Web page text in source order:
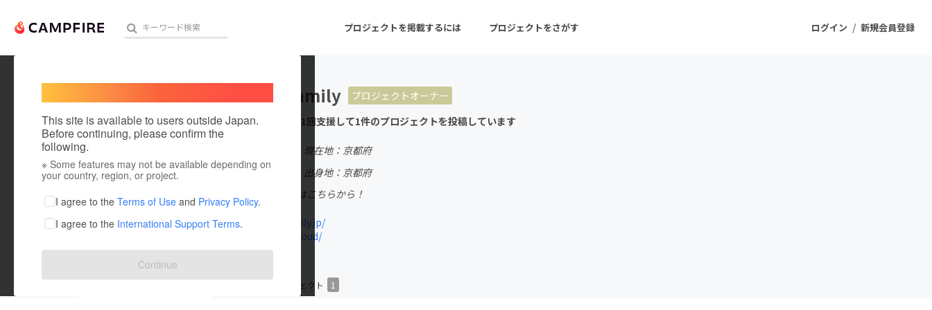
ログイン / 新規会員登録
プロジェクトを掲載するには プロジェクトをさがす
人気のプロジェクト 注目のリターン 注目の新着プロジェクト
アート・写真 音楽
テクノロジー・ガジェット
ゲーム・サービス開発
映像・映画
ビジネス・起業
まちづくり・地域活性化
This site is available to users outside Japan.
Before continuing, please confirm the
following.
※ Some features may not be available depending on
your country, region, or project.
I agree to the Terms of Use and Privacy Policy.
I agree to the International Support Terms.
Continue
OhMyFamily
プロジェクトオーナー
これまでに1回支援して1件のプロジェクトを投稿しています
現在地：京都府
出身国：日本
出身地：京都府
お問い合わせはこちらから！
ohmyfamily.jp/
childish.cloud/
プロジェクト 1